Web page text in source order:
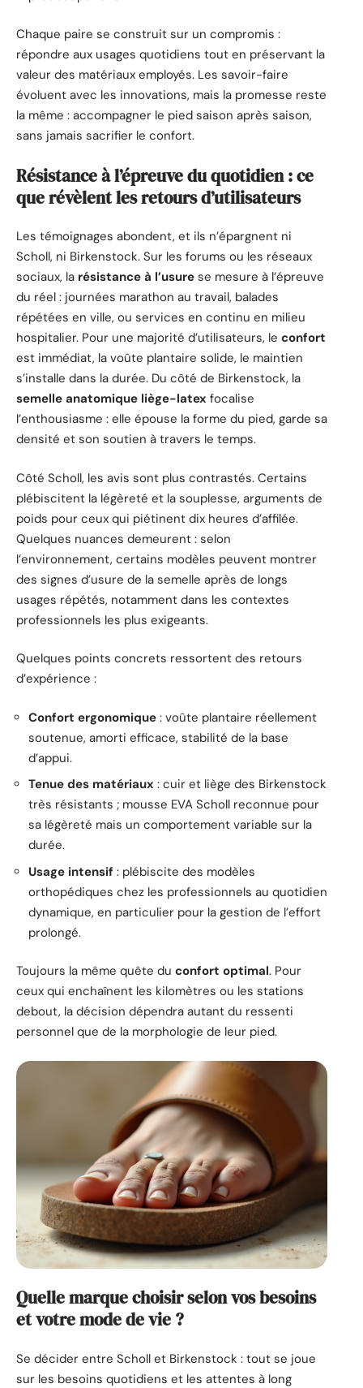
Chaque paire se construit sur un compromis :
répondre aux usages quotidiens tout en préservant la
valeur des matériaux employés. Les savoir-faire
évoluent avec les innovations, mais la promesse reste
la même : accompagner le pied saison après saison,
sans jamais sacrifier le confort.
Résistance à l’épreuve du quotidien : ce
que révèlent les retours d’utilisateurs
Les témoignages abondent, et ils n’épargnent ni
Scholl, ni Birkenstock. Sur les forums ou les réseaux
sociaux, la résistance à l’usure se mesure à l’épreuve
du réel : journées marathon au travail, balades
répétées en ville, ou services en continu en milieu
hospitalier. Pour une majorité d’utilisateurs, le confort
est immédiat, la voûte plantaire solide, le maintien
s’installe dans la durée. Du côté de Birkenstock, la
semelle anatomique liège-latex focalise
l’enthousiasme : elle épouse la forme du pied, garde sa
densité et son soutien à travers le temps.
Côté Scholl, les avis sont plus contrastés. Certains
plébiscitent la légèreté et la souplesse, arguments de
poids pour ceux qui piétinent dix heures d’affilée.
Quelques nuances demeurent : selon
l’environnement, certains modèles peuvent montrer
des signes d’usure de la semelle après de longs
usages répétés, notamment dans les contextes
professionnels les plus exigeants.
Quelques points concrets ressortent des retours
d’expérience :
Confort ergonomique : voûte plantaire réellement
soutenue, amorti efficace, stabilité de la base
d’appui.
Tenue des matériaux : cuir et liège des Birkenstock
très résistants ; mousse EVA Scholl reconnue pour
sa légèreté mais un comportement variable sur la
durée.
Usage intensif : plébiscite des modèles
orthopédiques chez les professionnels au quotidien
dynamique, en particulier pour la gestion de l’effort
prolongé.
Toujours la même quête du confort optimal. Pour
ceux qui enchaînent les kilomètres ou les stations
debout, la décision dépendra autant du ressenti
personnel que de la morphologie de leur pied.
Quelle marque choisir selon vos besoins
et votre mode de vie ?
Se décider entre Scholl et Birkenstock : tout se joue
sur les besoins quotidiens et les attentes à long